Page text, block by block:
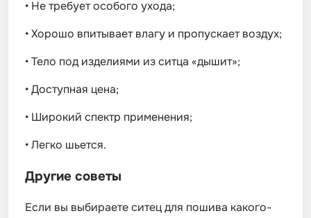
• Не требует особого ухода;
•Хорошо впитывает влагу и пропускает воздух;
•Тело под изделиями из ситца «дышит»;
•Доступная цена;
• Широкий спектр применения;
•Легко шьется.
Другие советы
Если вы выбираете ситец для пошива какого-